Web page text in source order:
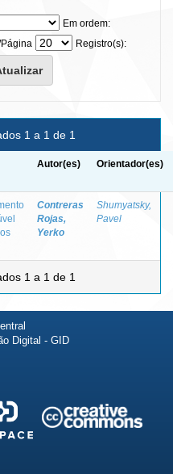
Em ordem:
Registro(s):
1 a 1 de 1
Autor(es) Orientador(es)
Contreras
Rojas,
Yerko
Shumyatsky,
Pavel
1 a 1 de 1
Digital - GID